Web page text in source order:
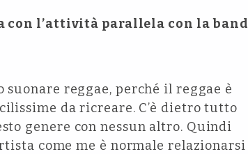
con l’attività parallela con la band
reggae, perché il reggae è
da ricreare. C’è dietro tutto
genere con nessun altro. Quindi
come me è normale relazionarsi